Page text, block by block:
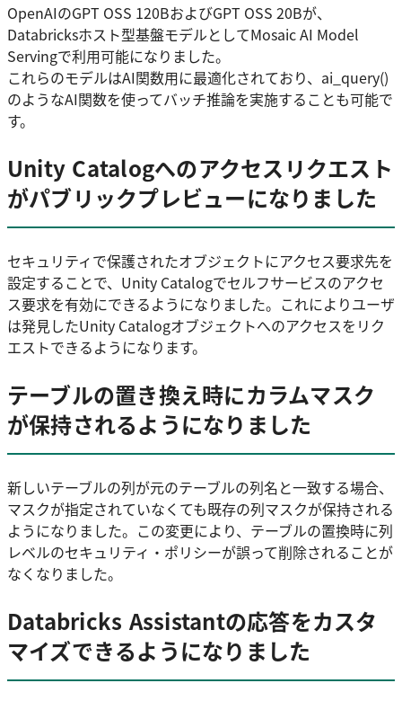
OpenAIのGPT OSS 120BおよびGPT OSS 20Bが、
Databricksホスト型基盤モデルとしてMosaic AI Model
Servingで利用可能になりました。
これらのモデルはAI関数用に最適化されており、ai_query()
のようなAI関数を使ってバッチ推論を実施することも可能で
す。
Unity Catalogへのアクセスリクエスト
がパブリックプレビューになりました
セキュリティで保護されたオブジェクトにアクセス要求先を
設定することで、Unity Catalogでセルフサービスのアクセ
ス要求を有効にできるようになりました。これによりユーザ
は発見したUnity Catalogオブジェクトへのアクセスをリク
エストできるようになります。
テーブルの置き換え時にカラムマスク
が保持されるようになりました
新しいテーブルの列が元のテーブルの列名と一致する場合、
マスクが指定されていなくても既存の列マスクが保持される
ようになりました。この変更により、テーブルの置換時に列
レベルのセキュリティ・ポリシーが誤って削除されることが
なくなりました。
Databricks Assistantの応答をカスタ
マイズできるようになりました